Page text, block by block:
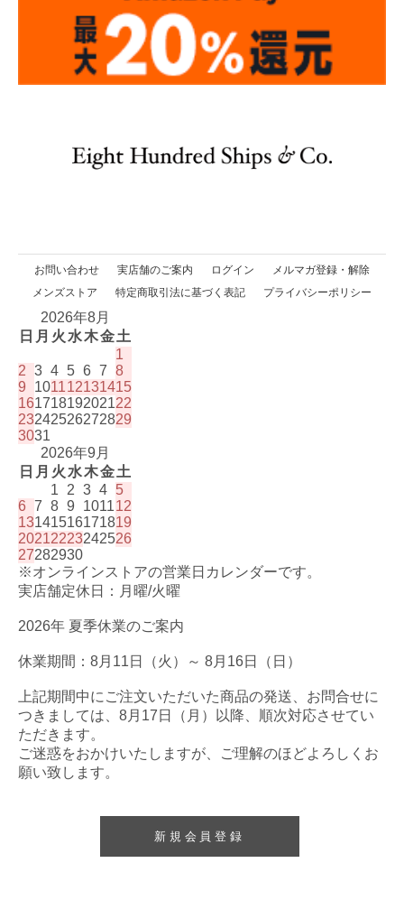
お問い合わせ 実店舗のご案内 ログイン
メルマガ登録・解除
メンズストア
特定商取引法に基づく表記 プライバシーポリシー
2026年8月
日 月 火 水木金土
1
2 3 4 5 6 7 8
9
101112131415
16171819202122
23242526272829
3031
2026年9月
日 月 火 水木金土
1
2 3 4 5
6 7 8 9 101112
13141516171819
20212223242526
27282930
※オンラインストアの営業日カレンダーです。
実店舗定休日：月曜/火曜
2026年 夏季休業のご案内
休業期間：8月11日（火）～ 8月16日（日）
上記期間中にご注文いただいた商品の発送、お問合せに
つきましては、8月17日（月）以降、順次対応させてい
ただきます。
ご迷惑をおかけいたしますが、ご理解のほどよろしくお
願い致します。
新規会員登録